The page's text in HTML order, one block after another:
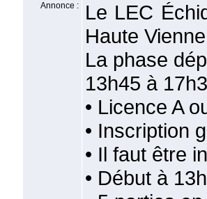
Annonce :
Le LEC
Haute
La phase
13h45 à
• Licence A
• Inscription
• Il faut être
• Début à